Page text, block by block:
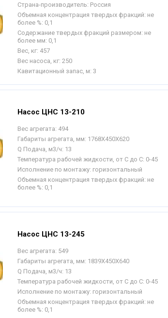
Страна-производитель: Россия
Объемная концентрация твердых фракций: не
более %: 0,1
Содержание твердых фракций размером: не
более мм: 0,1
Вес, кг: 457
Вес насоса, кг: 250
Кавитационный запас, м: 3
Насос ЦНС 13-210
Вес агрегата: 494
Габариты агрегата, мм: 1768Х450Х620
Q Подача, м3/ч: 13
Температура рабочей жидкости, от С до С: 0-45
Исполнение по монтажу: горизонтальный
Объемная концентрация твердых фракций: не
более %: 0,1
Насос ЦНС 13-245
Вес агрегата: 549
Габариты агрегата, мм: 1839Х450Х640
Q Подача, м3/ч: 13
Температура рабочей жидкости, от С до С: 0-45
Исполнение по монтажу: горизонтальный
Объемная концентрация твердых фракций: не
более %: 0,1